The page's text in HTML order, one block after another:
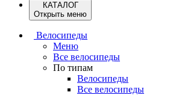
КАТАЛОГ
Открыть меню
Велосипеды
Меню
Все велосипеды
По типам
Велосипеды
Все велосипеды